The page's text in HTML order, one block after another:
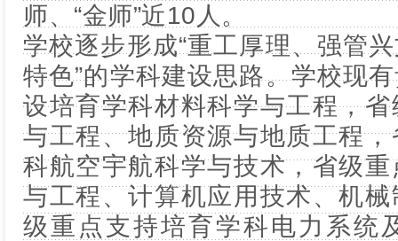
师、“金师”近10人。
学校逐步形成“重工厚理、强管
特色”的学科建设思路。学校现
设培育学科材料科学与工程，
与工程、地质资源与地质工程
科航空宇航科学与技术，省级
与工程、计算机应用技术、机
级重点支持培育学科电力系统